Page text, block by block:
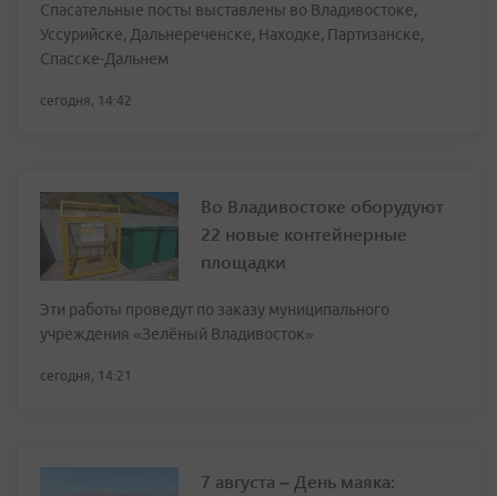
Спасательные посты выставлены во Владивостоке,
Уссурийске, Дальнереченске, Находке, Партизанске,
Спасске-Дальнем
сегодня, 14:42
Во Владивостоке оборудуют
22 новые контейнерные
площадки
Эти работы проведут по заказу муниципального
учреждения «Зелёный Владивосток»
сегодня, 14:21
7 августа – День маяка: